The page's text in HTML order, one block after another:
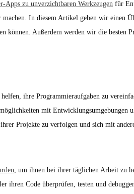
Apps zu unverzichtbaren Werkzeugen für
In diesem Artikel geben wir einen
können. Außerdem werden wir die besten
ihre Programmieraufgaben zu
mit Entwicklungsumgebungen
Projekte zu verfolgen und sich mit
, um ihnen bei ihrer täglichen Arbeit zu
ihren Code überprüfen, testen und